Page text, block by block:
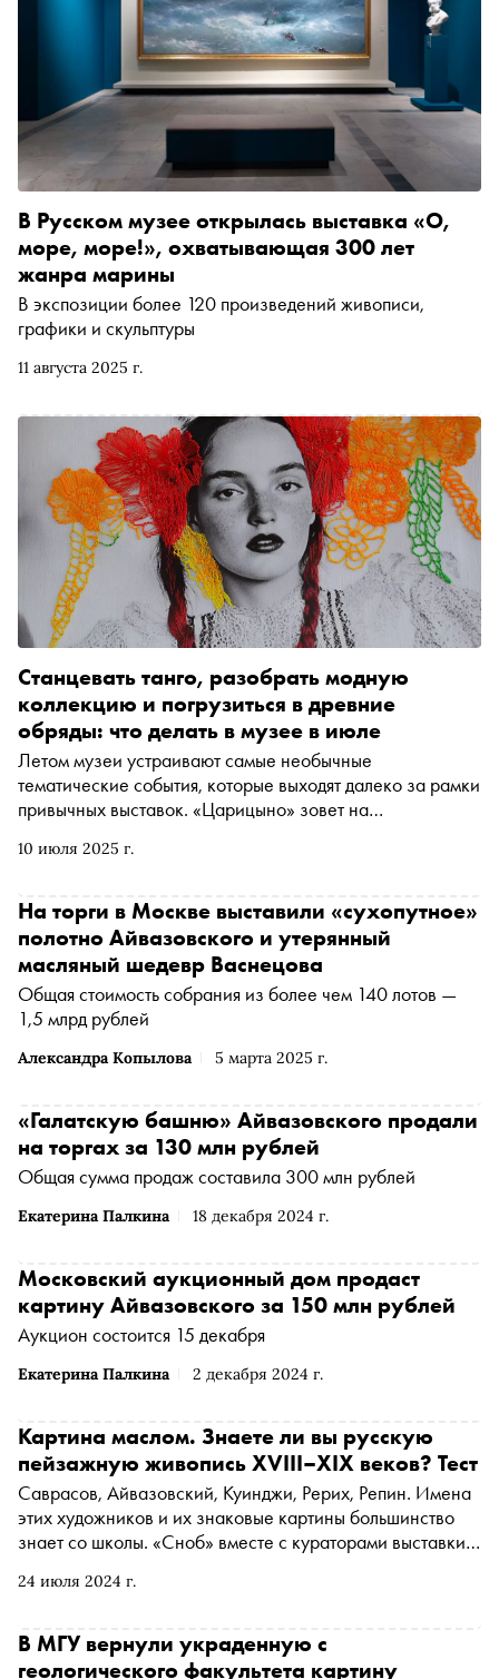
11 августа 2025 г.
В Русском музее открылась выставка «О,
море, море!», охватывающая 300 лет
жанра марины
В экспозиции более 120 произведений живописи,
графики и скульптуры
10 июля 2025 г.
Станцевать танго, разобрать модную
коллекцию и погрузиться в древние
обряды: что делать в музее в июле
Летом музеи устраивают самые необычные
тематические события, которые выходят далеко за рамки
привычных выставок. «Царицыно» зовет на
танго и занимательное краеведение, а завод
за всесторонним погружением и уникальными
активностями — в афише музейных программ
Александра Копылова 5 марта 2025 г.
На торги в Москве выставили «сухопутное»
полотно Айвазовского и утерянный
масляный шедевр Васнецова
Общая стоимость собрания из более чем 140 лотов —
1,5 млрд рублей
Екатерина Палкина 18 декабря 2024 г.
«Галатскую башню» Айвазовского продали
на торгах за 130 млн рублей
Общая сумма продаж составила 300 млн рублей
Екатерина Палкина 2 декабря 2024 г.
Московский аукционный дом продаст
картину Айвазовского за 150 млн рублей
Аукцион состоится 15 декабря
24 июля 2024 г.
Картина маслом. Знаете ли вы русскую
пейзажную живопись XVIII–XIX веков? Тест
Саврасов, Айвазовский, Куинджи, Рерих, Репин. Имена
этих художников и их знаковые картины большинство
знает со школы. «Сноб» вместе с кураторами выставки
куда привезли шедевры из коллекции Русского музея,
графики и живописи. Пройдите его и узнайте, как
хорошо вы знакомы с русским пейзажем XVIII–XIX веков
В МГУ вернули украденную с
геологического факультета картину